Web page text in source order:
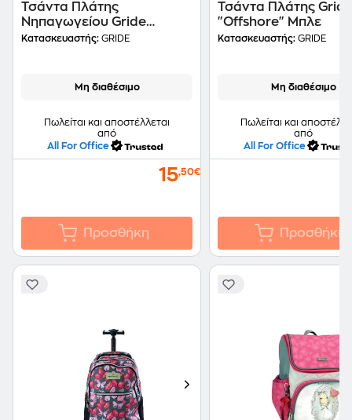
Τσάντα Πλάτης
Νηπαγωγείου Gride
"Minnie" Ροζ
Κατασκευαστής: GRIDE
Μη διαθέσιμο
Πωλείται και αποστέλλεται
από
All For Office
15,50€
Προσθήκη
Τσάντα Πλάτης Gride
"Offshore" Μπλε
Κατασκευαστής: GRIDE
Μη διαθέσιμο
Πωλείται και
από
All For Office
Προσθήκη